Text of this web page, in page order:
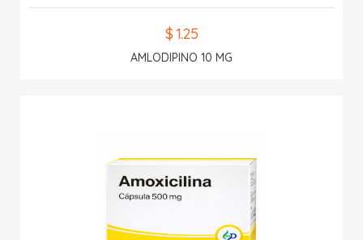
$ 1.25
AMLODIPINO 10 MG